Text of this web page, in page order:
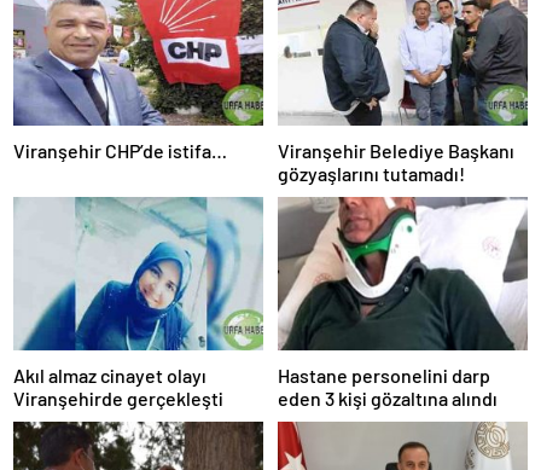
Viranşehir CHP’de istifa…
Viranşehir Belediye Başkanı
gözyaşlarını tutamadı!
Akıl almaz cinayet olayı
Viranşehirde gerçekleşti
Hastane personelini darp
eden 3 kişi gözaltına alındı